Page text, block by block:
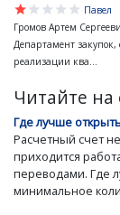
star
star
star
star
star
Павел
Громов Артем
Департамент закупок,
реализации ква...
Читайте на
Где лучше
Расчетный счет
приходится
переводами. Где
минимальное